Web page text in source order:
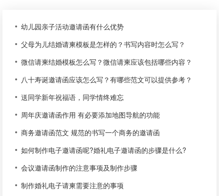
幼儿园亲子活动邀请函有什么优势
父母为儿结婚请柬模板是怎样的？书写内容时怎么写？
微信请柬结婚模板怎么写？微信请柬应该包括哪些内容？
八十寿诞邀请函应该怎么写？有哪些范文可以提供参考？
送同学新年祝福语，同学情终难忘
周年庆邀请函作用 有必要添加地图导航的功能
商务邀请函范文 规范的书写一个商务的邀请函
如何制作电子邀请函呢?婚礼电子邀请函的步骤是什么?
会议邀请函制作的注意事项及制作步骤
制作婚礼电子请柬需要注意的事项